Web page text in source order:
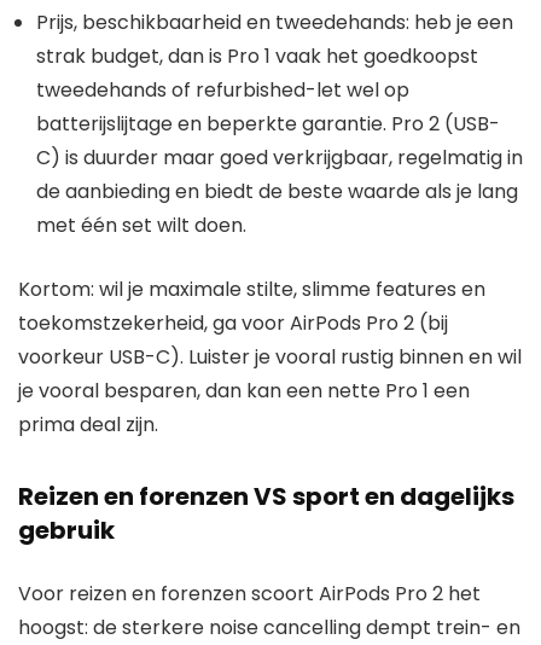
Prijs, beschikbaarheid en tweedehands: heb je een
strak budget, dan is Pro 1 vaak het goedkoopst
tweedehands of refurbished-let wel op
batterijslijtage en beperkte garantie. Pro 2 (USB-
C) is duurder maar goed verkrijgbaar, regelmatig in
de aanbieding en biedt de beste waarde als je lang
met één set wilt doen.
Kortom: wil je maximale stilte, slimme features en
toekomstzekerheid, ga voor AirPods Pro 2 (bij
voorkeur USB-C). Luister je vooral rustig binnen en wil
je vooral besparen, dan kan een nette Pro 1 een
prima deal zijn.
Reizen en forenzen VS sport en dagelijks
gebruik
Voor reizen en forenzen scoort AirPods Pro 2 het
hoogst: de sterkere noise cancelling dempt trein- en